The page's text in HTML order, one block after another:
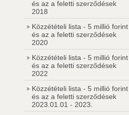
és az a feletti szerződések
2018
Közzétételi lista - 5 millió forint
és az a feletti szerződések
2020
Közzétételi lista - 5 millió forint
és az a feletti szerződések
2022
Közzétételi lista - 5 millió forint
és az a feletti szerződések
2023.01.01 - 2023.